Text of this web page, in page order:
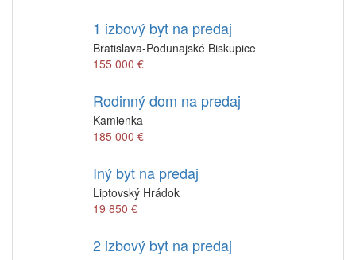
1 izbový byt na predaj
Bratislava-Podunajské Biskupice
155 000 €
Rodinný dom na predaj
Kamienka
185 000 €
Iný byt na predaj
Liptovský Hrádok
19 850 €
2 izbový byt na predaj